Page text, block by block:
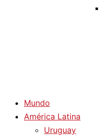
Mundo
América Latina
Uruguay